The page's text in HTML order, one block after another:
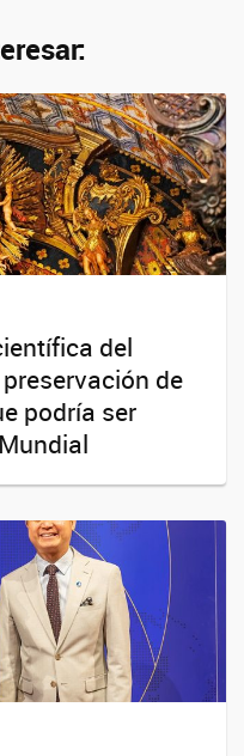
del
de
podría ser